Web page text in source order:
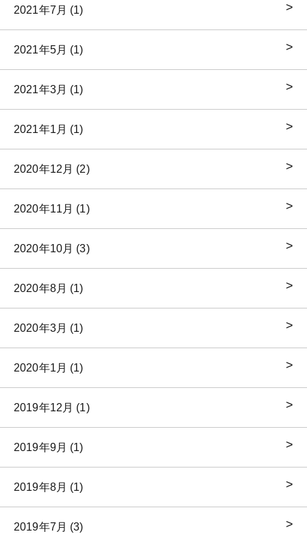
2021年7月 (1)
2021年5月 (1)
2021年3月 (1)
2021年1月 (1)
2020年12月 (2)
2020年11月 (1)
2020年10月 (3)
2020年8月 (1)
2020年3月 (1)
2020年1月 (1)
2019年12月 (1)
2019年9月 (1)
2019年8月 (1)
2019年7月 (3)